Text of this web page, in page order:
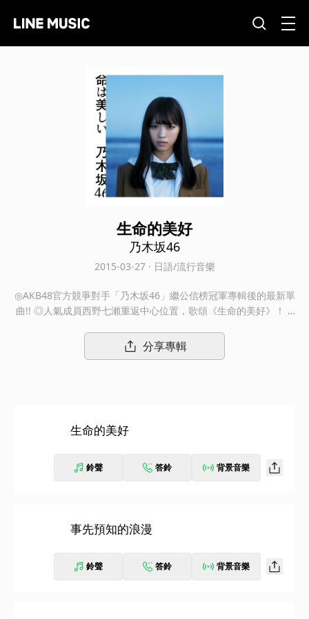
生命的美好
乃木坂46
2015-03-27 · 日語/流行音樂
◎AKB48官方競爭對手「乃木坂46」繼公信榜冠軍專輯後的最新單
曲!! ◎人氣成員西野七瀨重返中心位置，歌頌《生命的美好》！ A
今年一月發行首張專輯《透明色》發售首週即空降ORICON公信榜
專輯榜冠軍！氣勢如虹的她們乘勝追擊，宣佈發行全新單曲《生命
分享專輯
生命的美好
鈴聲 答鈴 背景音樂
事先預知的浪漫
鈴聲 答鈴 背景音樂